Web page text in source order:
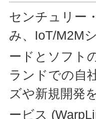
センチュリー
み、IoT/M2M
ードとソフト
ランドでの自
ズや新規開発
ービス